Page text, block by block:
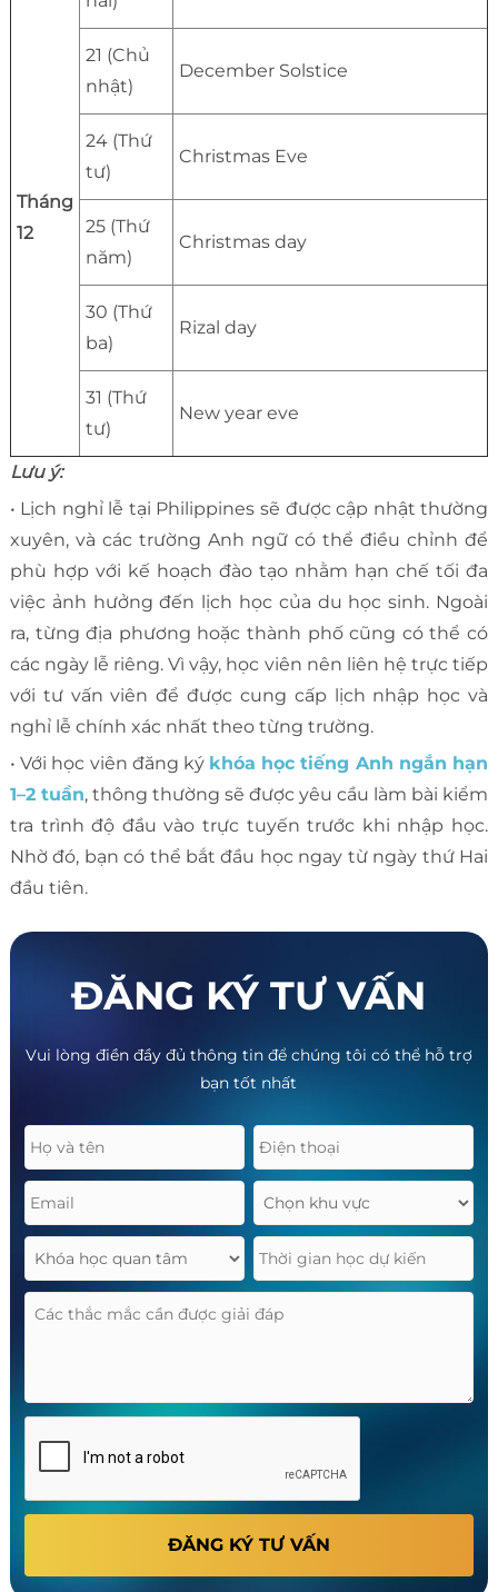
Tháng
12
21 (Chủ
nhật)
December Solstice
24 (Thứ
tư)
Christmas Eve
25 (Thứ
năm)
Christmas day
30 (Thứ
ba)
Rizal day
31 (Thứ
tư)
New year eve
Lưu ý:
• Lịch nghỉ lễ tại Philippines sẽ được cập nhật thường
xuyên, và các trường Anh ngữ có thể điều chỉnh để
phù hợp với kế hoạch đào tạo nhằm hạn chế tối đa
việc ảnh hưởng đến lịch học của du học sinh. Ngoài
ra, từng địa phương hoặc thành phố cũng có thể có
các ngày lễ riêng. Vì vậy, học viên nên liên hệ trực tiếp
với tư vấn viên để được cung cấp lịch nhập học và
nghỉ lễ chính xác nhất theo từng trường.
• Với học viên đăng ký khóa học tiếng Anh ngắn hạn
1–2 tuần, thông thường sẽ được yêu cầu làm bài kiểm
tra trình độ đầu vào trực tuyến trước khi nhập học.
Nhờ đó, bạn có thể bắt đầu học ngay từ ngày thứ Hai
đầu tiên.
ĐĂNG KÝ TƯ VẤN
Vui lòng điền đầy đủ thông tin để chúng tôi có thể hỗ trợ
bạn tốt nhất
ĐĂNG KÝ TƯ VẤN